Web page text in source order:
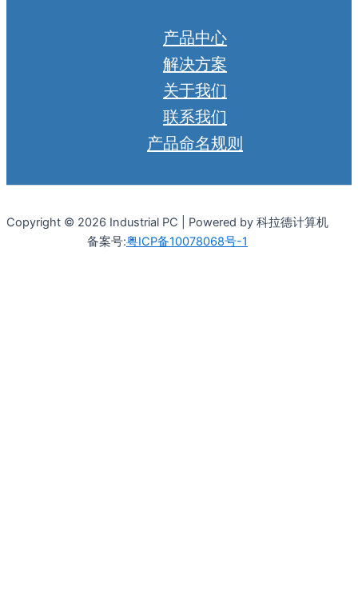
产品中心
解决方案
关于我们
联系我们
产品命名规则
Copyright © 2026 Industrial PC | Powered by 科拉德计算机
备案号:粤ICP备10078068号-1